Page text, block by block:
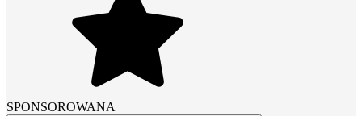
SPONSOROWANA